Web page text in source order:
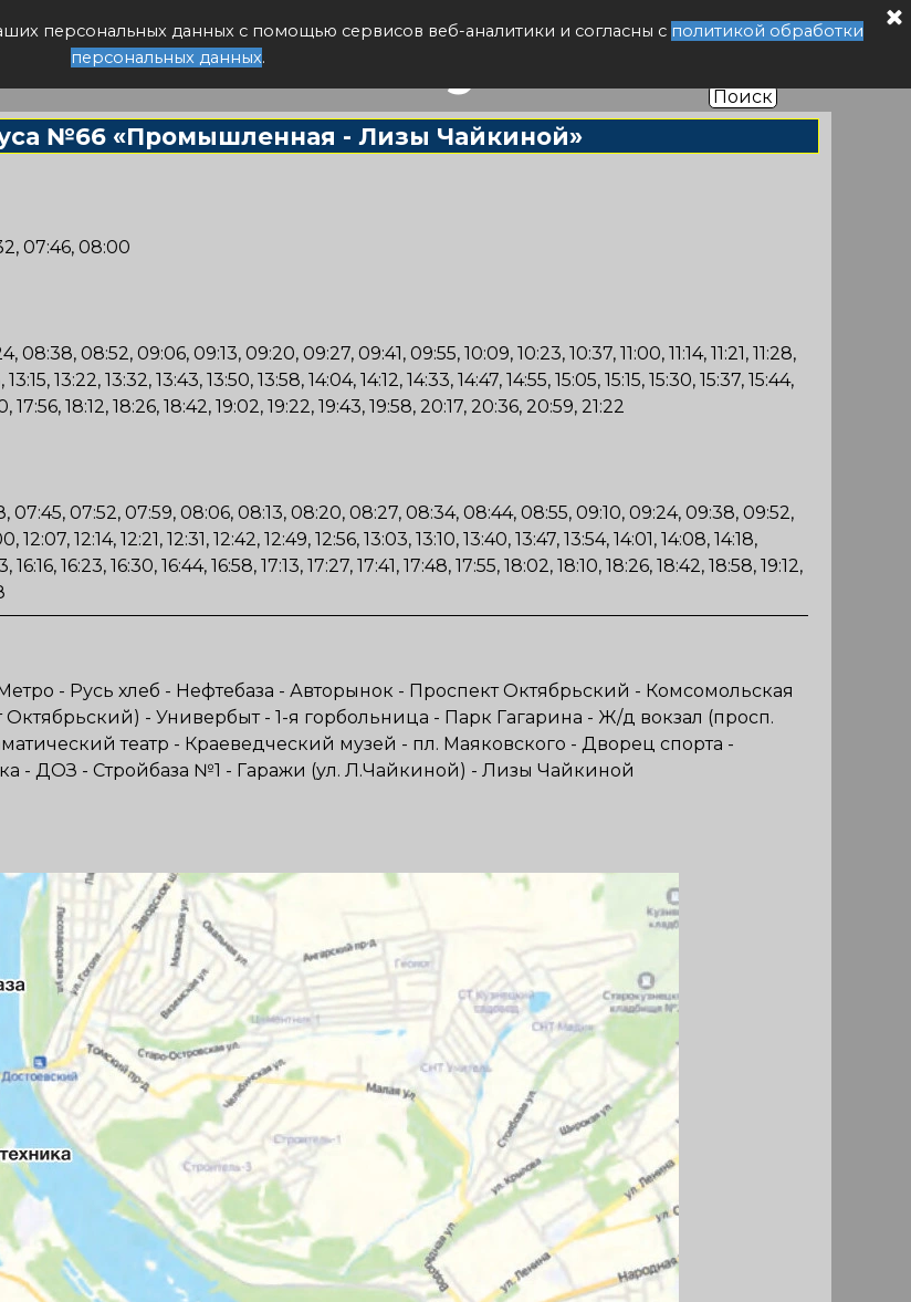
персональных данных с помощью сервисов веб-аналитики и согласны с политикой обработки
персональных данных.
автобуса РФПоиск
№66 «Промышленная - Лизы Чайкиной»
07:46, 08:00
08:52, 09:06, 09:13, 09:20, 09:27, 09:41, 09:55, 10:09, 10:23, 10:37, 11:00, 11:14, 11:21, 11:28,
13:15, 13:22, 13:32, 13:43, 13:50, 13:58, 14:04, 14:12, 14:33, 14:47, 14:55, 15:05, 15:15, 15:30, 15:37, 15:44,
17:56, 18:12, 18:26, 18:42, 19:02, 19:22, 19:43, 19:58, 20:17, 20:36, 20:59, 21:22
07:45, 07:52, 07:59, 08:06, 08:13, 08:20, 08:27, 08:34, 08:44, 08:55, 09:10, 09:24, 09:38, 09:52,
12:07, 12:14, 12:21, 12:31, 12:42, 12:49, 12:56, 13:03, 13:10, 13:40, 13:47, 13:54, 14:01, 14:08, 14:18,
16:16, 16:23, 16:30, 16:44, 16:58, 17:13, 17:27, 17:41, 17:48, 17:55, 18:02, 18:10, 18:26, 18:42, 18:58, 19:12,
- Русь хлеб - Нефтебаза - Авторынок - Проспект Октябрьский - Комсомольская
- Универбыт - 1-я горбольница - Парк Гагарина - Ж/д вокзал (просп.
театр - Краеведческий музей - пл. Маяковского - Дворец спорта -
- ДОЗ - Стройбаза №1 - Гаражи (ул. Л.Чайкиной) - Лизы Чайкиной